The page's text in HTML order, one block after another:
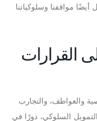
مواقفنا وسلوكياتنا
القرارات
والعواطف، والتجارب
السلوكي، دورًا في